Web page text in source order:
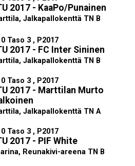
2017 - KaaPo/Punainen
Jalkapallokenttä TN B
Taso 3 , P2017
2017 - FC Inter Sininen
Jalkapallokenttä TN B
Taso 3 , P2017
2017 - Marttilan Murto
Jalkapallokenttä TN A
Taso 3 , P2017
2017 - PIF White
Reunakivi-areena TN B